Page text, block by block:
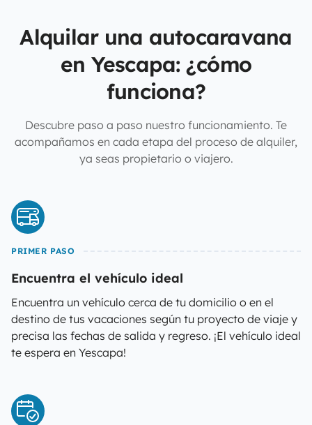
Alquilar una autocaravana
en Yescapa: ¿cómo
funciona?
Descubre paso a paso nuestro funcionamiento. Te
acompañamos en cada etapa del proceso de alquiler,
ya seas propietario o viajero.
PRIMER PASO
Encuentra el vehículo ideal
Encuentra un vehículo cerca de tu domicilio o en el
destino de tus vacaciones según tu proyecto de viaje y
precisa las fechas de salida y regreso. ¡El vehículo ideal
te espera en Yescapa!